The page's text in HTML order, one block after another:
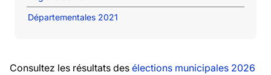
Départementales 2021
Consultez les résultats des élections municipales 2026